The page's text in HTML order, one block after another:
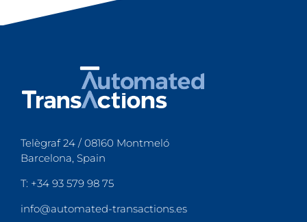
Telègraf 24 / 08160 Montmeló
Barcelona, Spain
T: +34 93 579 98 75
info@automated-transactions.es